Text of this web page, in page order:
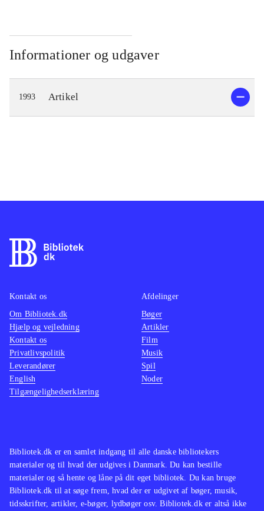
Informationer og udgaver
1993 Artikel
Bibliotek.dk er en samlet indgang til alle danske bibliotekers
materialer og til hvad der udgives i Danmark. Du kan bestille
materialer og så hente og låne på dit eget bibliotek. Du kan bruge
Bibliotek.dk til at søge frem, hvad der er udgivet af bøger, musik,
tidsskrifter, artikler, e-bøger, lydbøger osv. Bibliotek.dk er altså ikke
Kontakt os
Om Bibliotek.dk
Hjælp og vejledning
Kontakt os
Privatlivspolitik
Leverandører
English
Tilgængelighedserklæring
Afdelinger
Bøger
Artikler
Film
Musik
Spil
Noder